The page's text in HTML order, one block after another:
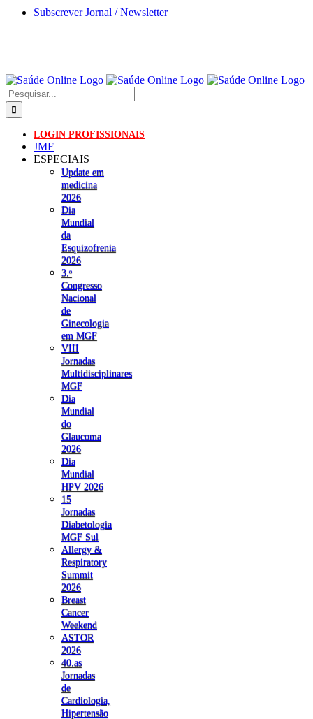
Skip
Subscrever Jornal / Newsletter
Pesquisar
LOGIN PROFISSIONAIS
JMF
ESPECIAIS
Update em
medicina
2026
Dia
Mundial
da
Esquizofrenia
2026
3.ᵒ
Congresso
Nacional
de
Ginecologia
em MGF
VIII
Jornadas
Multidisciplinares
MGF
Dia
Mundial
do
Glaucoma
2026
Dia
Mundial
HPV 2026
15
Jornadas
Diabetologia
MGF Sul
Allergy &
Respiratory
Summit
2026
Breast
Cancer
Weekend
ASTOR
2026
40.as
Jornadas
de
Cardiologia,
Hipertensão